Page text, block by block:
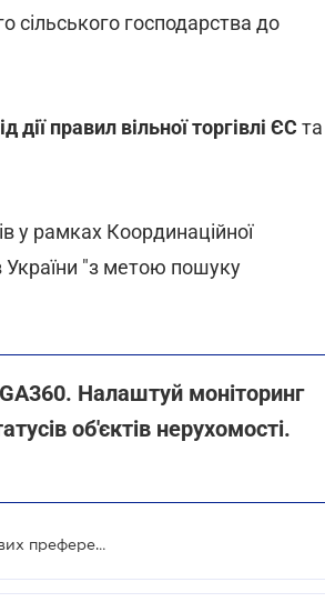
сільського господарства до
дії правил вільної торгівлі ЄСта
у рамках Координаційної
України "з метою пошуку
Налаштуй моніторинг
об'єктів нерухомості.
В Уряді Польщі не підтримують продовження торгових преференцій ЄС для України